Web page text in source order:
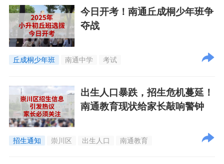
今日开考！南通丘成桐少年班争
夺战
丘成桐少年班 南通中学 考试
出生人口暴跌，招生危机蔓延！
南通教育现状给家长敲响警钟
招生通知 崇川区 出生人口 南通教育